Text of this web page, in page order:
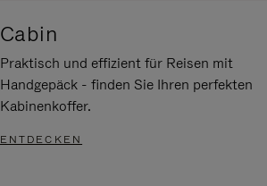
Cabin
Praktisch und effizient für Reisen mit
Handgepäck - finden Sie Ihren perfekten
Kabinenkoffer.
ENTDECKEN